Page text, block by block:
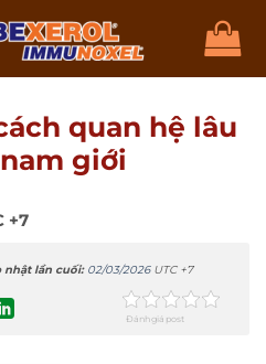
quan hệ lâu
giới
+7
nhật lần cuối: 02/03/2026UTC +7
Đánh giá post